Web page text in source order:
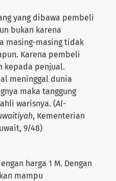
yang dibawa pembeli
bukan karena
masing-masing tidak
Karena pembeli
kepada penjual.
meninggal dunia
maka tanggung
warisnya. (Al-
, Kementerian
9/48)
harga 1 M. Dengan
mampu